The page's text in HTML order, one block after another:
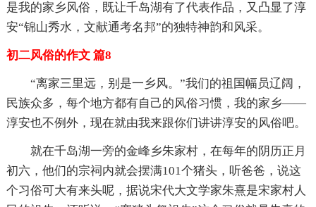
是我的家乡风俗，既让千岛湖有了代表作品，又凸显了淳
安“锦山秀水，文献通考名邦”的独特神韵和风采。
初二风俗的作文 篇8
“离家三里远，别是一乡风。”我们的祖国幅员辽阔，
民族众多，每个地方都有自己的风俗习惯，我的家乡——
淳安也不例外，现在就由我来跟你们讲讲淳安的风俗吧。
就在千岛湖一旁的金峰乡朱家村，在每年的阴历正月
初六，他们的宗祠内就会摆满101个猪头，听爸爸，说这
个习俗可大有来头呢，据说宋代大文学家朱熹是宋家村人